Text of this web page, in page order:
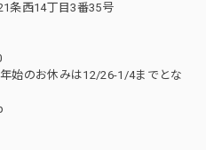
条西14丁目3番35号
始のお休みは12/26-1/4までとな